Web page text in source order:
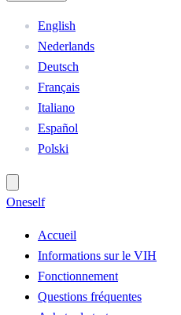
English
Nederlands
Deutsch
Français
Italiano
Español
Polski
Oneself
Accueil
Informations sur le VIH
Fonctionnement
Questions fréquentes